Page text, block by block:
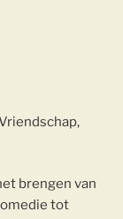
brengen van
tot